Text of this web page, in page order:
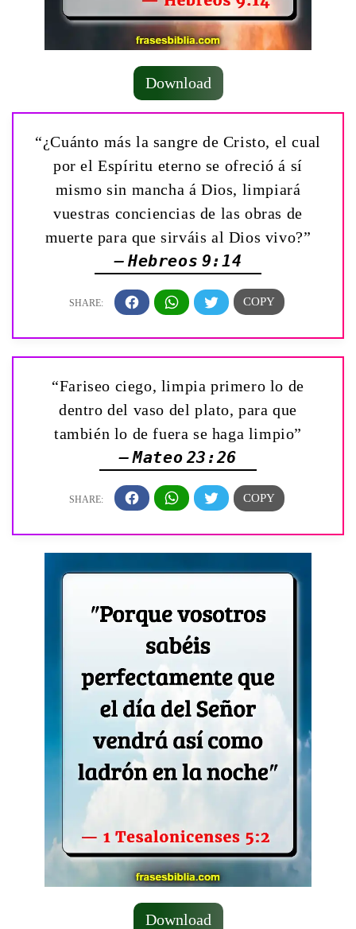
Download
“¿Cuánto más la sangre de Cristo, el cual
por el Espíritu eterno se ofreció á sí
mismo sin mancha á Dios, limpiará
vuestras conciencias de las obras de
muerte para que sirváis al Dios vivo?”
— Hebreos 9:14
“Fariseo ciego, limpia primero lo de
dentro del vaso del plato, para que
también lo de fuera se haga limpio”
— Mateo 23:26
Download